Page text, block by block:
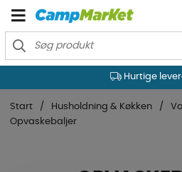
Hurtige
Start Husholdning & Køkken
Opvaskebaljer